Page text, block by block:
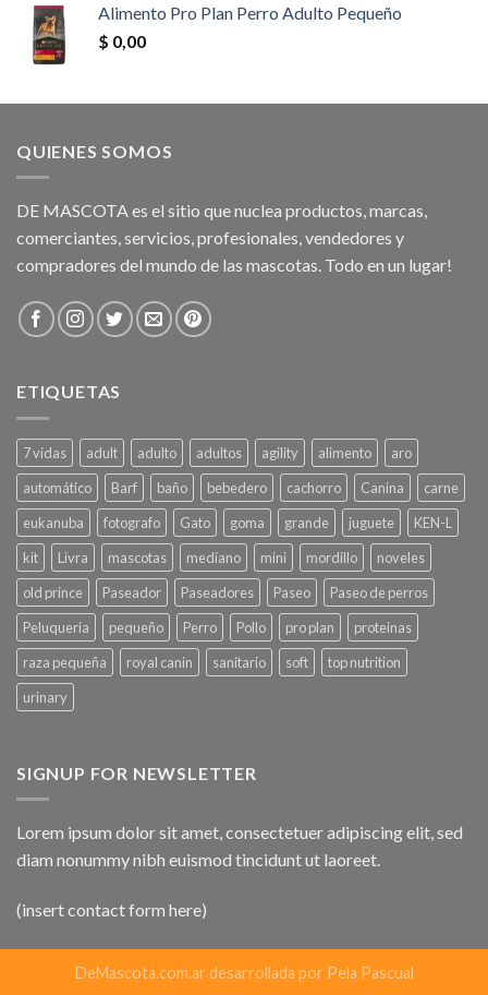
Alimento Pro Plan Perro Adulto Pequeño
$ 0,00
QUIENES SOMOS
DE MASCOTA es el sitio que nuclea productos, marcas,
comerciantes, servicios, profesionales, vendedores y
compradores del mundo de las mascotas. Todo en un lugar!
ETIQUETAS
7 vidas adult adulto adultos agility alimento
aro
automático
Barf baño bebedero cachorro Canina
carne
eukanuba
fotografo Gato goma grande juguete
KEN-L
kit
Livra mascotas mediano mini mordillo
noveles
old prince
Paseador Paseadores Paseo
Paseo de perros
Peluqueria
pequeño Perro Pollo pro plan
proteinas
raza pequeña
royal canin sanitario soft
top nutrition
urinary
SIGNUP FOR NEWSLETTER
Lorem ipsum dolor sit amet, consectetuer adipiscing elit, sed
diam nonummy nibh euismod tincidunt ut laoreet.
(insert contact form here)
DeMascota.com.ar desarrollada por Pela Pascual